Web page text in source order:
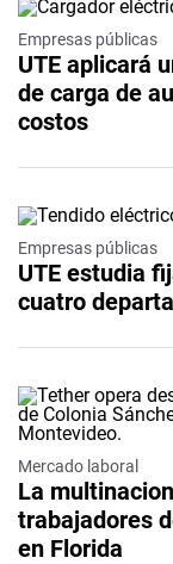
Empresas públicas
UTE aplicará
de carga de
costos
Empresas públicas
UTE estudia
cuatro
Mercado laboral
La
trabajadores
en Florida